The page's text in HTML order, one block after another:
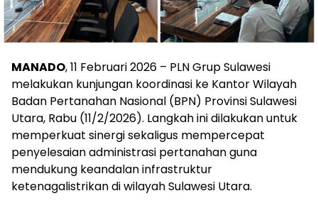
MANADO, 11 Februari 2026 – PLN Grup Sulawesi
melakukan kunjungan koordinasi ke Kantor Wilayah
Badan Pertanahan Nasional (BPN) Provinsi Sulawesi
Utara, Rabu (11/2/2026). Langkah ini dilakukan untuk
memperkuat sinergi sekaligus mempercepat
penyelesaian administrasi pertanahan guna
mendukung keandalan infrastruktur
ketenagalistrikan di wilayah Sulawesi Utara.